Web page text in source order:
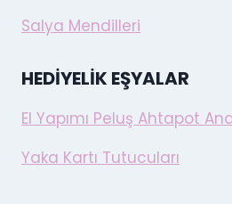
Salya Mendilleri
HEDIYELIK EŞYALAR
El Yapımı Peluş Ahtapot
Yaka Kartı Tutucuları